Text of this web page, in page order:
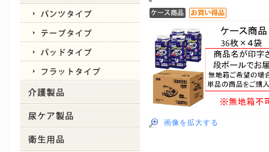
画像を拡大する